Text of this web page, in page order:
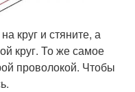
круг и стяните, а
круг. То же самое
проволокой. Чтобы